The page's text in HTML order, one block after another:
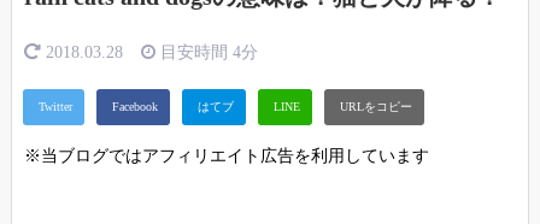
2018.03.28 目安時間 4分
※当ブログではアフィリエイト広告を利用しています